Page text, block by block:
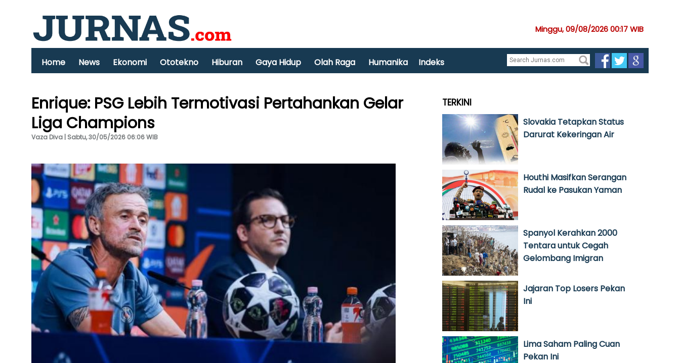
Minggu, 09/08/2026 00:17 WIB
Home News Ekonomi Ototekno Hiburan Gaya Hidup Olah Raga Humanika Indeks
Enrique: PSG Lebih Termotivasi Pertahankan Gelar
Liga Champions
Vaza Diva | Sabtu, 30/05/2026 06:06 WIB
TERKINI
Slovakia Tetapkan Status
Darurat Kekeringan Air
Houthi Masifkan Serangan
Rudal ke Pasukan Yaman
Spanyol Kerahkan 2000
Tentara untuk Cegah
Gelombang Imigran
Jajaran Top Losers Pekan
Ini
Lima Saham Paling Cuan
Pekan Ini